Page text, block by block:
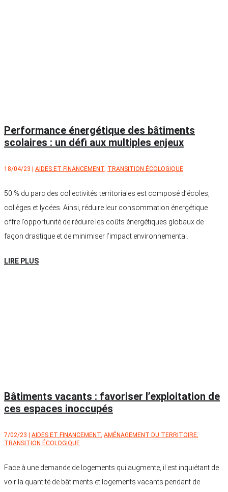
Performance énergétique des bâtiments
scolaires : un défi aux multiples enjeux
18/04/23 AIDES ET FINANCEMENT, TRANSITION ÉCOLOGIQUE
50 % du parc des collectivités territoriales est composé d’écoles,
collèges et lycées. Ainsi, réduire leur consommation énergétique
offre l’opportunité de réduire les coûts énergétiques globaux de
façon drastique et de minimiser l’impact environnemental.
LIRE PLUS
Bâtiments vacants : favoriser l’exploitation de
ces espaces inoccupés
7/02/23 AIDES ET FINANCEMENT, AMÉNAGEMENT DU TERRITOIRE,
TRANSITION ÉCOLOGIQUE
Face à une demande de logements qui augmente, il est inquiétant de
voir la quantité de bâtiments et logements vacants pendant de